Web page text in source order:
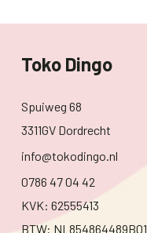
Toko Dingo
Spuiweg 68
3311GV Dordrecht
info@tokodingo.nl
0786 47 04 42
KVK: 62555413
BTW: NL854864489B01